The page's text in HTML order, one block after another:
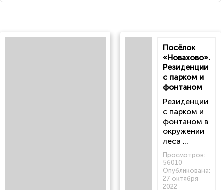
Посёлок
«Новахово».
Резиденции
с парком и
фонтаном
Резиденции
с парком и
фонтаном в
окружении
леса ...
Просмотров:
56010
Опубликована:
27 октября
2022